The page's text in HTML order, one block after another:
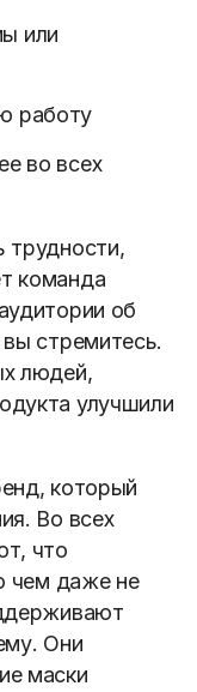
или
работу
во всех
трудности,
команда
об
стремитесь.
людей,
улучшили
который
Во всех
что
чем даже не
Они
маски